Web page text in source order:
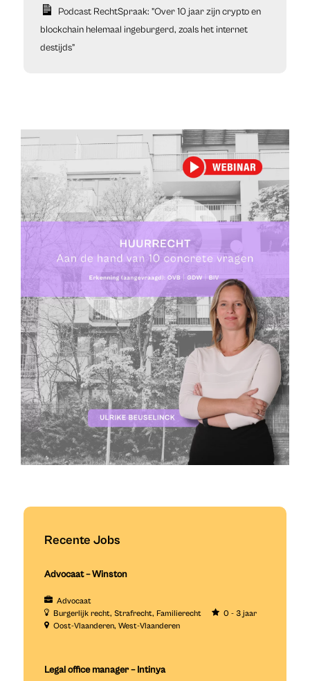
Podcast RechtSpraak: ”Over 10 jaar zijn crypto en
blockchain helemaal ingeburgerd, zoals het internet
destijds”
Recente Jobs
Advocaat – Winston
Advocaat
Burgerlijk recht Strafrecht Familierecht
0 - 3 jaar
Oost-Vlaanderen West-Vlaanderen
Legal office manager – Intinya